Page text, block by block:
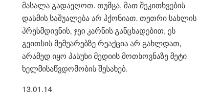
მასალა გადაეღოთ. თუმცა, მათ შეკითხვების
დასმის საშუალება არ ჰქონიათ. თეთრი სახლის
პრესმდივნის, ჯეი კარნის განცხადებით, ეს
გეითსის მემუარებზე რეაქცია არ გახლდათ,
არამედ იყო პასუხი მედიის მოთხოვნაზე მეტი
ხელმისაწვდომობის შესახებ.
13.01.14